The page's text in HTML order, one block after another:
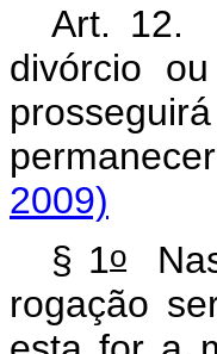
Art. 12.
divórcio
2009)
§ 1o
rogação